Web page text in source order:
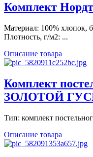
Комплект
Материал: 100% хлопок,
Плотность, г/м2: ...
Описание товара
Комплект
ЗОЛОТОЙ
Тип: комплект
Описание товара